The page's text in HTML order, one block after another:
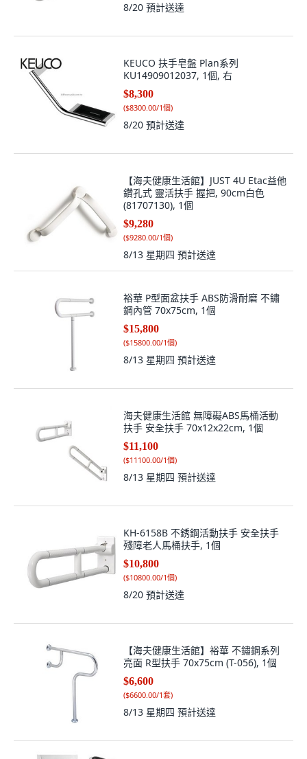
8/20 預計送達
KEUCO 扶手皂盤 Plan系列
KU14909012037, 1個, 右
$8,300
($8300.00/1個)
8/20 預計送達
【海夫健康生活館】JUST 4U Etac益他
鑽孔式 靈活扶手 握把, 90cm白色
(81707130), 1個
$9,280
($9280.00/1個)
8/13 星期四 預計送達
裕華 P型面盆扶手 ABS防滑耐磨 不鏽
鋼內管 70x75cm, 1個
$15,800
($15800.00/1個)
8/13 星期四 預計送達
海夫健康生活館 無障礙ABS馬桶活動
扶手 安全扶手 70x12x22cm, 1個
$11,100
($11100.00/1個)
8/13 星期四 預計送達
KH-6158B 不銹鋼活動扶手 安全扶手
殘障老人馬桶扶手, 1個
$10,800
($10800.00/1個)
8/20 預計送達
【海夫健康生活館】裕華 不鏽鋼系列
亮面 R型扶手 70x75cm (T-056), 1個
$6,600
($6600.00/1套)
8/13 星期四 預計送達